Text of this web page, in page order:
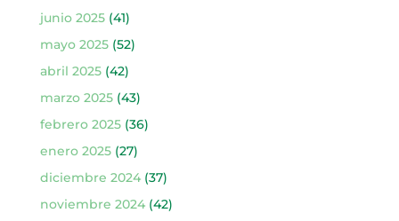
junio 2025(41)
mayo 2025(52)
abril 2025(42)
marzo 2025(43)
febrero 2025(36)
enero 2025(27)
diciembre 2024(37)
noviembre 2024(42)